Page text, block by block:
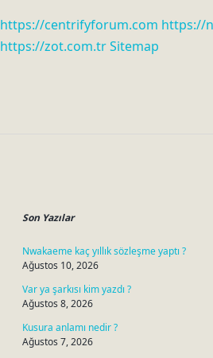
https://centrifyforum.com https://
https://zot.com.trSitemap
Son Yazılar
Nwakaeme kaç yıllık sözleşme yaptı ?
Ağustos 10, 2026
Var ya şarkısı kim yazdı ?
Ağustos 8, 2026
Kusura anlamı nedir ?
Ağustos 7, 2026